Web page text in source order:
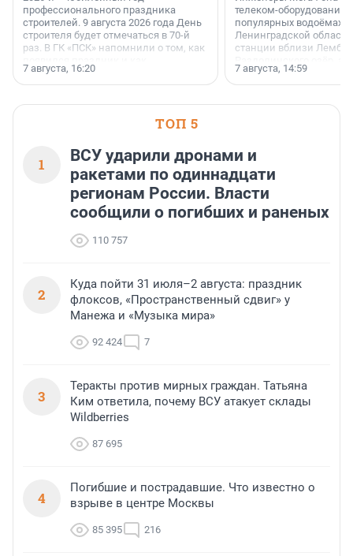
профессионального праздника
строителей. 9 августа 2026 года День
строителя будет отмечаться в 70-й
раз. В ГК «ПСК» напомнили о том, как
поменялась роль строительства.
7 августа, 16:20
телеком-оборудование
популярных водоёмах
Ленинградской
станции вблизи
недалеко от Большого
водопада.
7 августа, 14:59
ТОП 5
1
ВСУ ударили дронами и
ракетами по одиннадцати
регионам России. Власти
сообщили о погибших и раненых
110 757
2
Куда пойти 31 июля–2 августа: праздник
флоксов, «Пространственный сдвиг» у
Манежа и «Музыка мира»
92 424 7
3
Теракты против мирных граждан. Татьяна
Ким ответила, почему ВСУ атакует склады
Wildberries
87 695
4
Погибшие и пострадавшие. Что известно о
взрыве в центре Москвы
85 395 216